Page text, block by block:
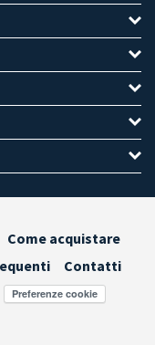
Come acquistare
Contatti
Preferenze cookie